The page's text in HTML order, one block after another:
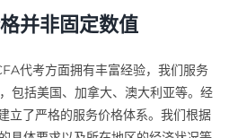
并非固定数值
代考方面拥有丰富经验，我们服务
包括美国、加拿大、澳大利亚等。经
立了严格的服务价格体系。我们根据